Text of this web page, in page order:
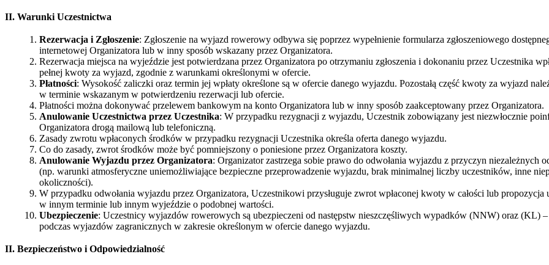
II. Warunki Uczestnictwa
Rezerwacja i Zgłoszenie: Zgłoszenie na wyjazd rowerowy odbywa się poprzez wypełnienie formularza zgłoszeniowego
internetowej Organizatora lub w inny sposób wskazany przez Organizatora.
Rezerwacja miejsca na wyjeździe jest potwierdzana przez Organizatora po otrzymaniu zgłoszenia i dokonaniu przez Uczestnika
pełnej kwoty za wyjazd, zgodnie z warunkami określonymi w ofercie.
Płatności: Wysokość zaliczki oraz termin jej wpłaty określone są w ofercie danego wyjazdu. Pozostałą część kwoty za wyjazd
w terminie wskazanym w potwierdzeniu rezerwacji lub ofercie.
Płatności można dokonywać przelewem bankowym na konto Organizatora lub w inny sposób zaakceptowany przez Organizatora.
Anulowanie Uczestnictwa przez Uczestnika: W przypadku rezygnacji z wyjazdu, Uczestnik zobowiązany jest niezwłocznie
Organizatora drogą mailową lub telefoniczną.
Zasady zwrotu wpłaconych środków w przypadku rezygnacji Uczestnika określa oferta danego wyjazdu.
Co do zasady, zwrot środków może być pomniejszony o poniesione przez Organizatora koszty.
Anulowanie Wyjazdu przez Organizatora: Organizator zastrzega sobie prawo do odwołania wyjazdu z przyczyn niezależnych
(np. warunki atmosferyczne uniemożliwiające bezpieczne przeprowadzenie wyjazdu, brak minimalnej liczby uczestników, inne
okoliczności).
W przypadku odwołania wyjazdu przez Organizatora, Uczestnikowi przysługuje zwrot wpłaconej kwoty w całości lub propozycja
w innym terminie lub innym wyjeździe o podobnej wartości.
Ubezpieczenie: Uczestnicy wyjazdów rowerowych są ubezpieczeni od następstw nieszczęśliwych wypadków (NNW) oraz (KL)
podczas wyjazdów zagranicznych w zakresie określonym w ofercie danego wyjazdu.
II. Bezpieczeństwo i Odpowiedzialność